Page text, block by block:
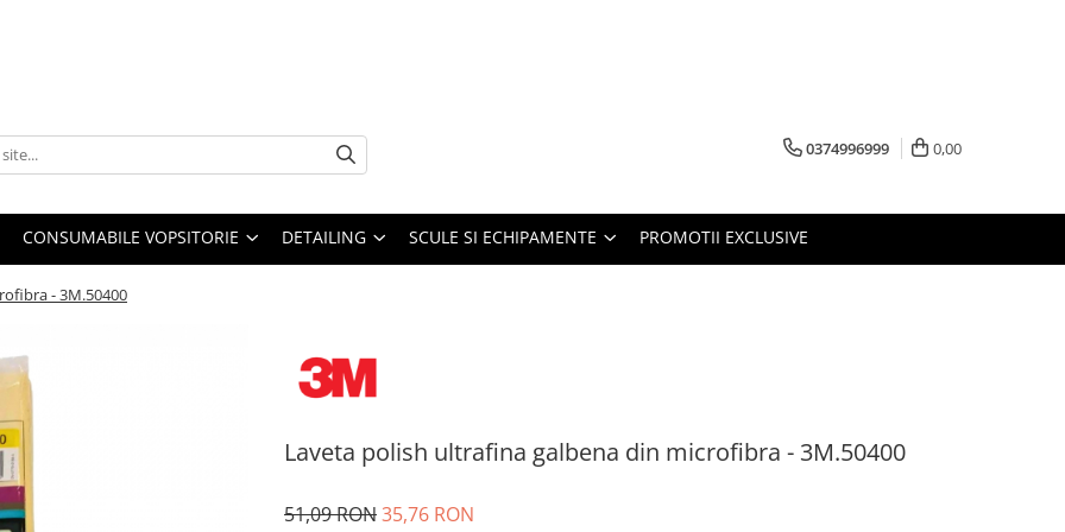
0374996999 0,00
CONSUMABILE VOPSITORIE DETAILING SCULE SI ECHIPAMENTE PROMOTII EXCLUSIVE
- 3M.50400
Laveta polish ultrafina galbena din microfibra - 3M.50400
51,09 RON35,76 RON